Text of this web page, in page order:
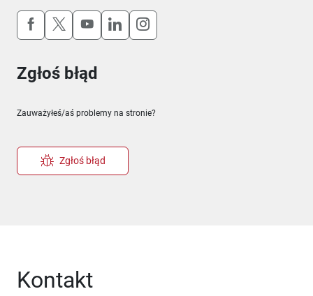
Uwaga, link otworzy się w nowym oknie
Uwaga, link otworzy się w nowym oknie
Uwaga, link otworzy się w nowym
Uwaga, link otworzy się w
Uwaga, link otworzy się w
Zgłoś błąd
Zauważyłeś/aś problemy na stronie?
Zgłoś błąd
Kontakt